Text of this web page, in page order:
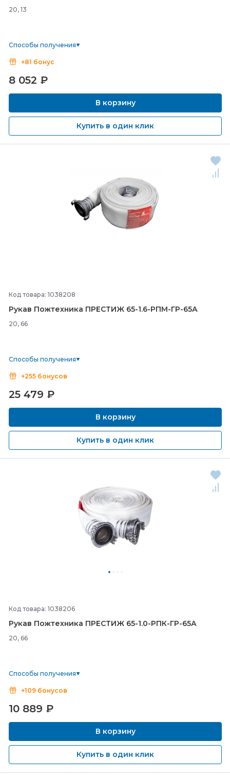
20, 13
Способы получения
+81 бонус
8 052 ₽
В корзину
Купить в один клик
Код товара: 1038208
Рукав Пожтехника ПРЕСТИЖ 65-1.6-РПМ-ГР-65А
20, 66
Способы получения
+255 бонусов
25 479 ₽
В корзину
Купить в один клик
Код товара: 1038206
Рукав Пожтехника ПРЕСТИЖ 65-1.0-РПК-ГР-65А
20, 66
Способы получения
+109 бонусов
10 889 ₽
В корзину
Купить в один клик